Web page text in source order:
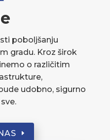
poboljšanju
gradu. Kroz širok
o različitim
udobno, sigurno